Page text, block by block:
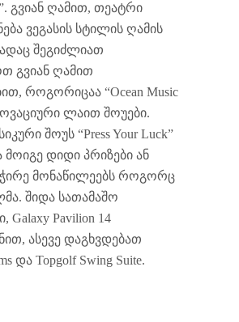
გვიან ღამით, თეატრი
ვეგასის სტილის ღამის
შეგიძლიათ
გვიან ღამით
როგორიცაა “Ocean Music
ლაით შოუები.
შოუს “Press Your Luck”
მოიგე დიდი პრიზები ან
მონაწილეებს როგორც
შიდა სათამაშო
Galaxy Pavilion 14
ასევე დაგხვდებათ
და Topgolf Swing Suite.